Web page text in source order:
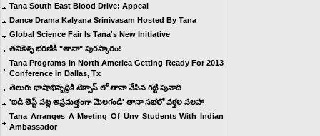
Tana South East Blood Drive: Appeal
Dance Drama Kalyana Srinivasam Hosted By Tana
Global Science Fair Is Tana's New Initiative
తనికెళ్ళ భరణికి "తానా" పురస్కారం!
Tana Programs In North America Getting Ready For 2013
Conference In Dallas, Tx
తెలుగు భాషాభివృద్దికి టెక్సాస్ లో తానా వేసిన గట్టి పునాది
'ఐడి తెప్ట్ పట్ల అప్రమత్తంగా మెలగండి' తానా సభలో వక్తల సలహా
Tana Arranges A Meeting Of Unv Students With Indian
Ambassador